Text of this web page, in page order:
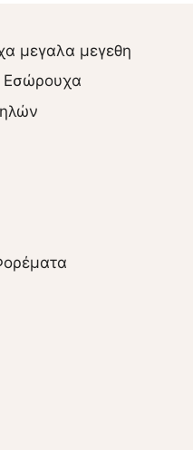
μεγαλα μεγεθη
Εσώρουχα